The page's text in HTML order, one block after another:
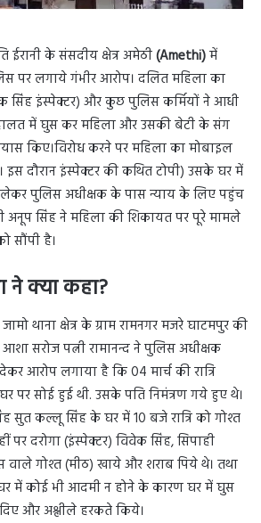
ईरानी के संसदीय क्षेत्र अमेठी(Amethi)में
पर लगाये गंभीर आरोप। दलित महिला का
सिंह इंस्पेक्टर) और कुछ पुलिस कर्मियों ने आधी
में घुस कर महिला और उसकी बेटी के संग
किए।विरोध करने पर महिला का मोबाइल
दौरान इंस्पेक्टर की कथित टोपी) उसके घर में
लेकर पुलिस अधीक्षक के पास न्याय के लिए पहुंच
अनूप सिंह ने महिला की शिकायत पर पूरे मामले
सौंपी है।
ने क्या कहा?
थाना क्षेत्र के ग्राम रामनगर मजरे घाटमपुर की
सरोज पत्नी रामानन्द ने पुलिस अधीक्षक
आरोप लगाया है कि 04 मार्च की रात्रि
पर सोई हुई थी. उसके पति निमंत्रण गये हुए थे।
सुत कल्लू सिंह के घर में 10 बजे रात्रि को गोश्त
पर दरोगा (इंस्पेक्टर) विवेक सिंह, सिपाही
वाले गोश्त (मीठ) खाये और शराब पिये थे। तथा
घर में कोई भी आदमी न होने के कारण घर में घुस
और अश्लीले हरकते किये।